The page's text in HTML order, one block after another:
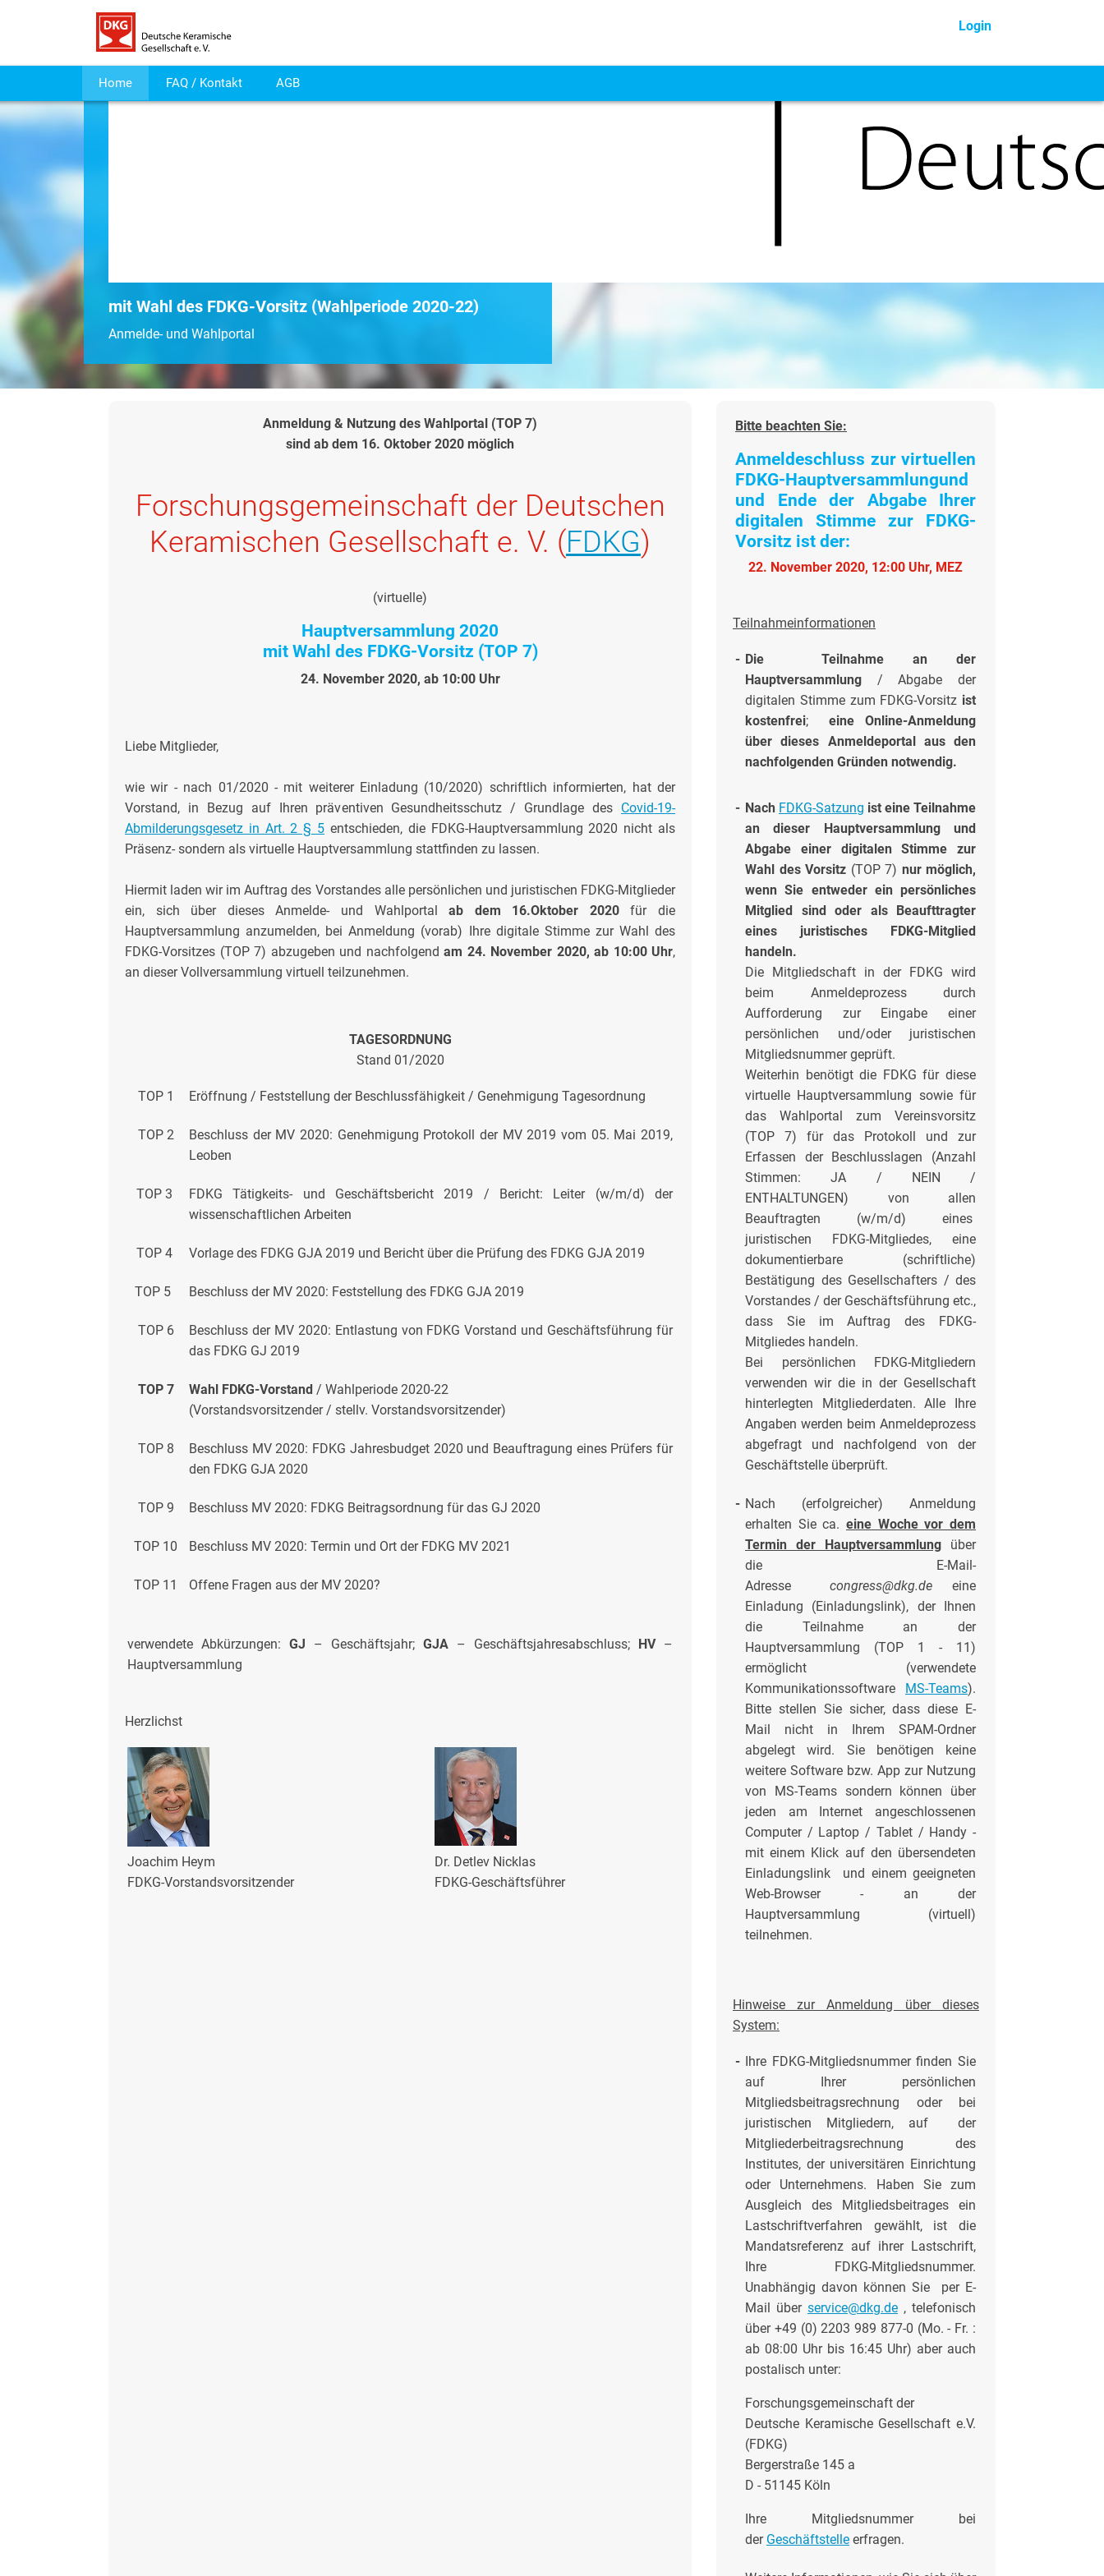
Login
Home FAQ / Kontakt AGB
mit Wahl des FDKG-Vorsitz (Wahlperiode 2020-22)
Anmelde- und Wahlportal
Anmeldung & Nutzung des Wahlportal (TOP 7)
sind ab dem 16. Oktober 2020 möglich
Forschungsgemeinschaft der Deutschen
Keramischen Gesellschaft e. V. (FDKG)
(virtuelle)
Hauptversammlung 2020
mit Wahl des FDKG-Vorsitz (TOP 7)
24. November 2020, ab 10:00 Uhr
Liebe Mitglieder,
wie wir - nach 01/2020 - mit weiterer Einladung (10/2020) schriftlich informierten, hat der
Vorstand, in Bezug auf Ihren präventiven Gesundheitsschutz / Grundlage des Covid-19-
Abmilderungsgesetz in Art. 2 § 5 entschieden, die FDKG-Hauptversammlung 2020 nicht als
Präsenz- sondern als virtuelle Hauptversammlung stattfinden zu lassen.
Hiermit laden wir im Auftrag des Vorstandes alle persönlichen und juristischen FDKG-Mitglieder
ein, sich über dieses Anmelde- und Wahlportalab dem 16.Oktober 2020für die
Hauptversammlung anzumelden, bei Anmeldung (vorab) Ihre digitale Stimme zur Wahl des
FDKG-Vorsitzes (TOP 7) abzugeben und nachfolgend am 24. November 2020, ab 10:00 Uhr,
an dieser Vollversammlung virtuell teilzunehmen.
TAGESORDNUNG
Stand 01/2020
TOP 1 Eröffnung / Feststellung der Beschlussfähigkeit / Genehmigung Tagesordnung
TOP 2
Beschluss der MV 2020: Genehmigung Protokoll der MV 2019 vom 05. Mai 2019,
Leoben
TOP 3
FDKG Tätigkeits- und Geschäftsbericht 2019 / Bericht: Leiter (w/m/d) der
wissenschaftlichen Arbeiten
TOP 4 Vorlage des FDKG GJA 2019 und Bericht über die Prüfung des FDKG GJA 2019
TOP 5 Beschluss der MV 2020: Feststellung des FDKG GJA 2019
TOP 6
Beschluss der MV 2020: Entlastung von FDKG Vorstand und Geschäftsführung für
das FDKG GJ 2019
TOP 7 Wahl FDKG-Vorstand / Wahlperiode 2020-22
(Vorstandsvorsitzender / stellv. Vorstandsvorsitzender)
TOP 8
Beschluss MV 2020: FDKG Jahresbudget 2020 und Beauftragung eines Prüfers für
den FDKG GJA 2020
TOP 9 Beschluss MV 2020: FDKG Beitragsordnung für das GJ 2020
TOP 10 Beschluss MV 2020: Termin und Ort der FDKG MV 2021
TOP 11 Offene Fragen aus der MV 2020?
verwendete Abkürzungen: GJ – Geschäftsjahr; GJA – Geschäftsjahresabschluss; HV–
Hauptversammlung
Herzlichst
Joachim Heym
FDKG-Vorstandsvorsitzender
Dr. Detlev Nicklas
FDKG-Geschäftsführer
Bitte beachten Sie:
Anmeldeschluss zur virtuellen
FDKG-Hauptversammlungund
und Ende der Abgabe Ihrer
digitalen Stimme zur FDKG-
Vorsitz ist der:
22. November 2020, 12:00 Uhr, MEZ
Teilnahmeinformationen
- Die Teilnahme an der
Hauptversammlung / Abgabe der
digitalen Stimme zum FDKG-Vorsitz ist
kostenfrei;eine Online-Anmeldung
über dieses Anmeldeportal aus den
nachfolgenden Gründen notwendig.
- Nach FDKG-Satzung ist eine Teilnahme
an dieser Hauptversammlung und
Abgabe einer digitalen Stimme zur
Wahl des Vorsitz (TOP 7) nur möglich,
wenn Sie entweder ein persönliches
Mitglied sind oder als Beaufttragter
eines juristisches FDKG-Mitglied
handeln.
Die Mitgliedschaft in der FDKG wird
beim Anmeldeprozess durch
Aufforderung zur Eingabe einer
persönlichen und/oder juristischen
Mitgliedsnummer geprüft.
Weiterhin benötigt die FDKG für diese
virtuelle Hauptversammlung sowie für
das Wahlportal zum Vereinsvorsitz
(TOP 7) für das Protokoll und zur
Erfassen der Beschlusslagen (Anzahl
Stimmen: JA / NEIN /
ENTHALTUNGEN) von allen
Beauftragten (w/m/d) eines
juristischen FDKG-Mitgliedes, eine
dokumentierbare (schriftliche)
Bestätigung des Gesellschafters / des
Vorstandes / der Geschäftsführung etc.,
dass Sie im Auftrag des FDKG-
Mitgliedes handeln.
Bei persönlichen FDKG-Mitgliedern
verwenden wir die in der Gesellschaft
hinterlegten Mitgliederdaten. Alle Ihre
Angaben werden beim Anmeldeprozess
abgefragt und nachfolgend von der
Geschäftstelle überprüft.
- Nach (erfolgreicher) Anmeldung
erhalten Sie ca. eine Woche vor dem
Termin der Hauptversammlung
über
die E-Mail-
Adressecongress@dkg.deeine
Einladung (Einladungslink), der Ihnen
die Teilnahme an der
Hauptversammlung (TOP 1 - 11)
ermöglicht (verwendete
Kommunikationssoftware MS-Teams).
Bitte stellen Sie sicher, dass diese E-
Mail nicht in Ihrem SPAM-Ordner
abgelegt wird. Sie benötigen keine
weitere Software bzw. App zur Nutzung
von MS-Teams sondern können über
jeden am Internet angeschlossenen
Computer / Laptop / Tablet / Handy -
mit einem Klick auf den übersendeten
Einladungslink und einem geeigneten
Web-Browser - an der
Hauptversammlung (virtuell)
teilnehmen.
Hinweise zur Anmeldung über dieses
System:
- Ihre FDKG-Mitgliedsnummer finden Sie
auf Ihrer persönlichen
Mitgliedsbeitragsrechnung oder bei
juristischen Mitgliedern, auf der
Mitgliederbeitragsrechnung des
Institutes, der universitären Einrichtung
oder Unternehmens. Haben Sie zum
Ausgleich des Mitgliedsbeitrages ein
Lastschriftverfahren gewählt, ist die
Mandatsreferenz auf ihrer Lastschrift,
Ihre FDKG-Mitgliedsnummer.
Unabhängig davon können Sie per E-
Mail über service@dkg.de , telefonisch
über +49 (0) 2203 989 877-0 (Mo. - Fr. :
ab 08:00 Uhr bis 16:45 Uhr) aber auch
postalisch unter:
Forschungsgemeinschaft der
Deutsche Keramische Gesellschaft e.V.
(FDKG)
Bergerstraße 145 a
D - 51145 Köln
Ihre Mitgliedsnummer bei
der Geschäftstelle erfragen.